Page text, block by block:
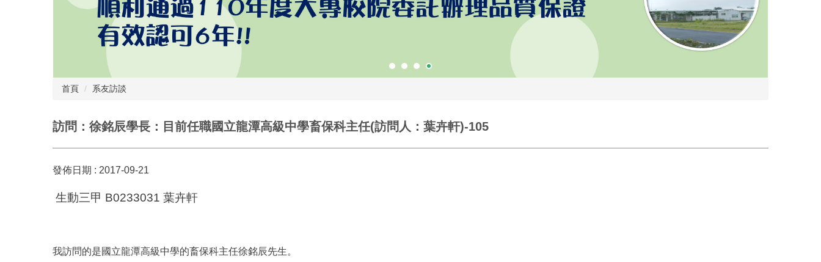
首頁 系友訪談
訪問：徐銘辰學長：目前任職國立龍潭高級中學畜保科主任(訪問人：葉卉軒)-105
發佈日期 : 2017-09-21
生動三甲 B0233031 葉卉軒
我訪問的是國立龍潭高級中學的畜保科主任徐銘辰先生。